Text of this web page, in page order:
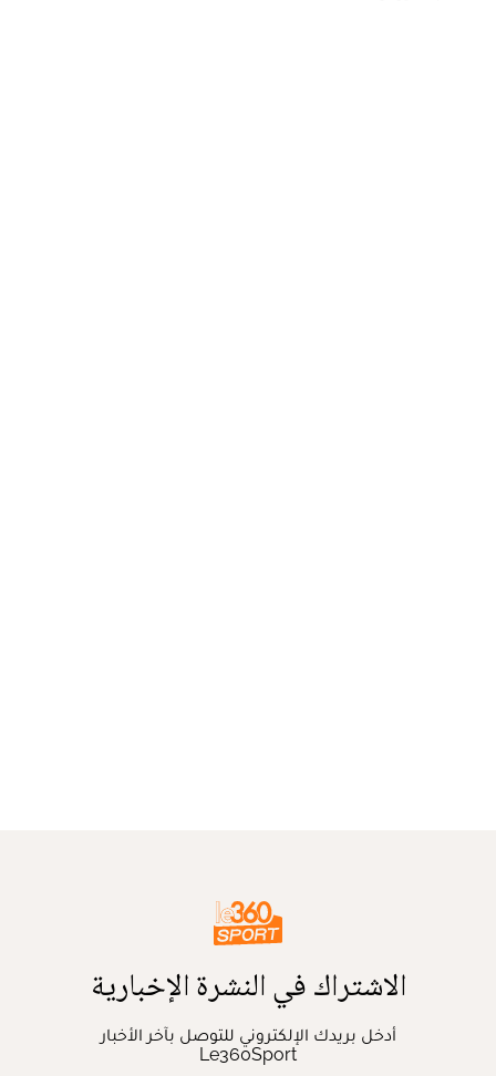
الاشتراك في النشرة الإخبارية
أدخل بريدك الإلكتروني للتوصل بآخر الأخبار
Le360Sport